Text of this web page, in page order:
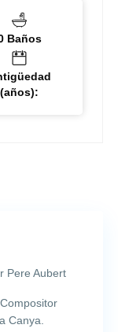
Baños
(años):
Pere Aubert
Canya.